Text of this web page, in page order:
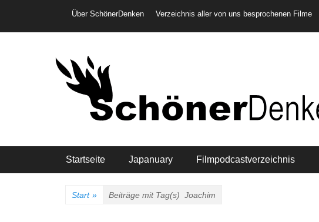
Header-Menü
Über SchönerDenken Verzeichnis aller von uns besprochenen Filme
Hauptmenü
Startseite Japanuary Filmpodcastverzeichnis
Start » Beiträge mit Tag(s) Joachim